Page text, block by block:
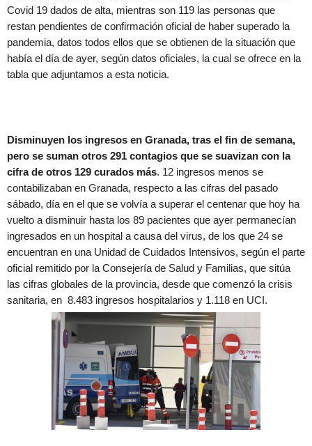
Covid 19 dados de alta, mientras son 119 las personas que
restan pendientes de confirmación oficial de haber superado la
pandemia, datos todos ellos que se obtienen de la situación que
había el día de ayer, según datos oficiales, la cual se ofrece en la
tabla que adjuntamos a esta noticia.
Disminuyen los ingresos en Granada, tras el fin de semana,
pero se suman otros 291 contagios que se suavizan con la
cifra de otros 129 curados más. 12 ingresos menos se
contabilizaban en Granada, respecto a las cifras del pasado
sábado, día en el que se volvía a superar el centenar que hoy ha
vuelto a disminuir hasta los 89 pacientes que ayer permanecían
ingresados en un hospital a causa del virus, de los que 24 se
encuentran en una Unidad de Cuidados Intensivos, según el parte
oficial remitido por la Consejería de Salud y Familias, que sitúa
las cifras globales de la provincia, desde que comenzó la crisis
sanitaria, en 8.483 ingresos hospitalarios y 1.118 en UCI.